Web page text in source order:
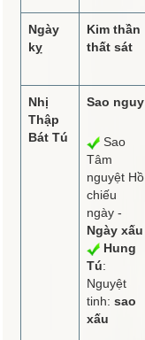
Ngày
kỵ
Kim thần
thất sát
Nhị
Thập
Bát Tú
Sao nguy
Sao
Tâm
nguyệt Hồ
chiếu
ngày -
Ngày xấu
Hung
Tú:
Nguyệt
tinh: sao
xấu